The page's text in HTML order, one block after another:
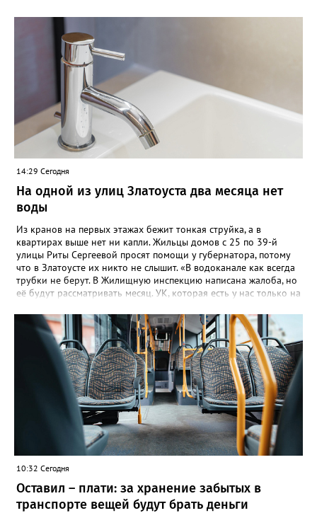
14:29 Сегодня
На одной из улиц Златоуста два месяца нет
воды
Из кранов на первых этажах бежит тонкая струйка, а в
квартирах выше нет ни капли. Жильцы домов с 25 по 39-й
улицы Риты Сергеевой просят помощи у губернатора, потому
что в Златоусте их никто не слышит. «В водоканале как всегда
трубки не берут. В Жилищную инспекцию написана жалоба, но
её будут рассматривать месяц. УК, которая есть у нас только на
как живут люди без воды. На Кирова, возле бомбоубежища из-
под асфальта хлещет вода, но Водоканал не мог найти утечку,
это нам было сказано ранее», - говорится в обращении,
которое горожане оставили в сообществе «Текслер, помоги!»
во ВКонтакте (стиль, орфография и пунктуация авторские). Под
обращением есть видео – его автор под ником Елена
Александровна, прогулявшись по улице Кирова, приходит к
«источнику», откуда начинается поток. Официальных
комментариев под обращением пока нет.
10:32 Сегодня
Оставил – плати: за хранение забытых в
транспорте вещей будут брать деньги